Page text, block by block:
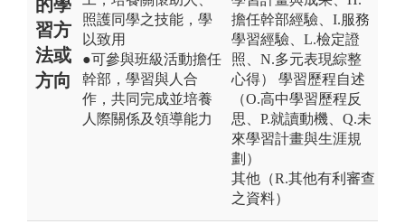
的學
習方
法或
方向
照護同學之技能，學
以致用
●可參與班級活動擔任
幹部，學習與人合
作，共同完成並培養
人際關係及領導能力
擔任幹部經驗、I.服務
學習經驗、L.檢定證
照、N.多元表現綜整
心得） 學習歷程自述
（O.高中學習歷程反
思、P.就讀動機、Q.未
來學習計畫與生涯規
劃）
其他（R.其他有利審查
之資料）